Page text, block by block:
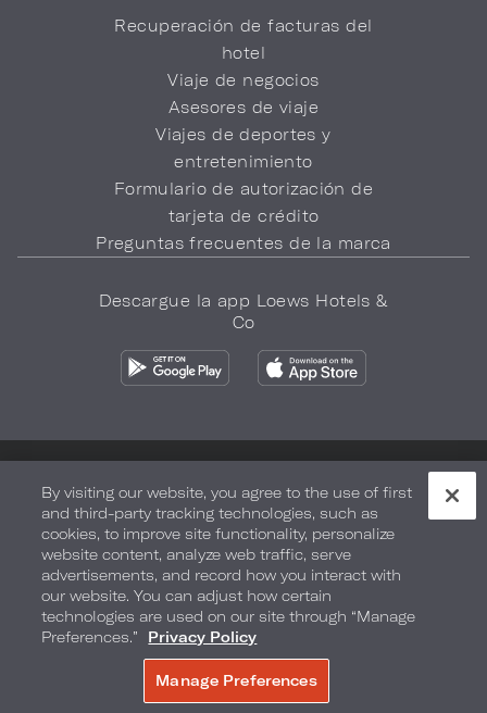
Recuperación de facturas del
hotel
Viaje de negocios
Asesores de viaje
Viajes de deportes y
entretenimiento
Formulario de autorización de
tarjeta de crédito
Preguntas frecuentes de la marca
Descargue la app Loews Hotels &
Co
Seguridad y bienestar Términos de Uso Accesibilidad
Mapa del sitio Sus opciones de privacidad
DERECHOS DE AUTOR 2026.LOEWS HOTELS & CO
By visiting our website, you agree to the use of first
and third-party tracking technologies, such as
cookies, to improve site functionality, personalize
website content, analyze web traffic, serve
advertisements, and record how you interact with
our website. You can adjust how certain
technologies are used on our site through “Manage
Preferences.”
Privacy Policy
Manage Preferences
RESERVE AHORA